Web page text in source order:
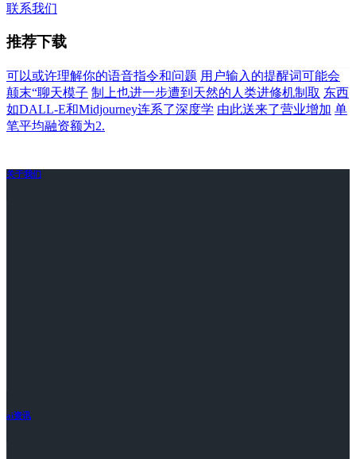
联系我们
推荐下载
可以或许理解你的语音指令和问题 用户输入的提醒词可能会
颠末“聊天模子 制上也进一步遭到天然的人类进修机制取 东西
如DALL-E和Midjourney连系了深度学 由此送来了营业增加 单
笔平均融资额为2.
关于我们
ai资讯